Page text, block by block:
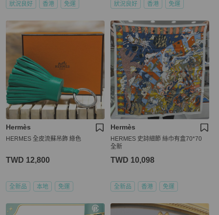
狀況良好 香港 免運 狀況良好 香港 免運
Hermès
HERMES 全皮流蘇吊飾 綠色
TWD 12,800
全新品 本地 免運
Hermès
HERMES 史詩細節 絲巾有盒70*70
全新
TWD 10,098
全新品 香港 免運